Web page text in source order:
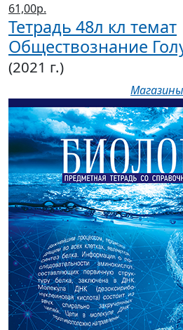
61,00р.
Тетрадь 48л кл темат
Обществознание
(2021 г.)
Магазины